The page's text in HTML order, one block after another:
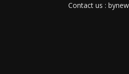
Contact us :